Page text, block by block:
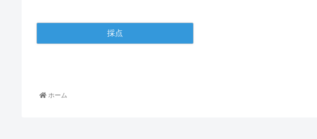
ホーム